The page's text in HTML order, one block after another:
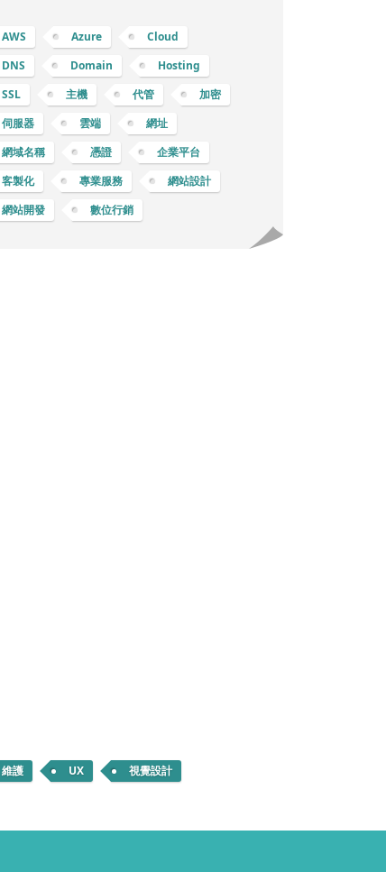
域、以及配置 SSL (Secure Sockets
等，下面將逐步解釋： 註冊域名：註
名是指在網際網路上獨特的名稱，如
」或「mybusiness.net」。
以通過註冊域名服務提供商 (例如
、Namecheap 等) 購買域名，這通
每年支付費用。DNS：域名系統 (DNS) 是
AWS Azure
Cloud
DNS
Domain
Hosting
SSL
主機 代管
加密
伺服器
雲端
網址
網域名稱
憑證
企業平台
客製化
專業服務
網站設計
網站開發
數位行銷
維護 UX 視覺設計